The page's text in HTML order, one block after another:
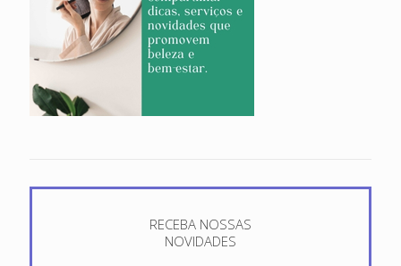
RECEBA NOSSAS
NOVIDADES